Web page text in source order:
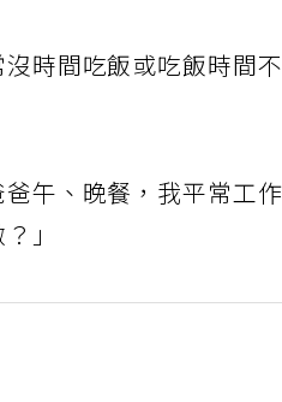
時間吃飯或吃飯時間不
午、晚餐，我平常工作
」